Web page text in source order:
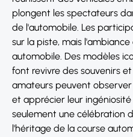
plongent les spectateurs
de l'automobile. Les
sur la piste, mais
automobile. Des modèles
font revivre des souvenirs
amateurs peuvent
et apprécier leur
seulement une célébration
l'héritage de la course